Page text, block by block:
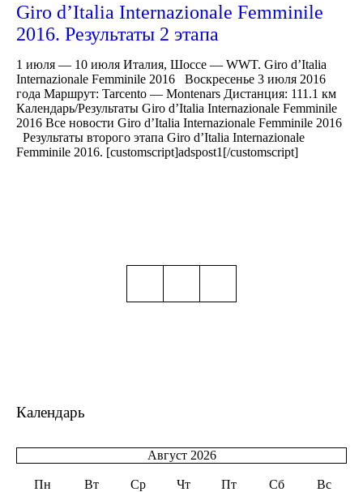
Giro d’Italia Internazionale Femminile
2016. Результаты 2 этапа
1 июля — 10 июля Италия, Шоссе — WWT. Giro d’Italia
Internazionale Femminile 2016 Воскресенье 3 июля 2016
года Маршрут: Tarcento — Montenars Дистанция: 111.1 км
Календарь/Результаты Giro d’Italia Internazionale Femminile
2016 Все новости Giro d’Italia Internazionale Femminile 2016
Результаты второго этапа Giro d’Italia Internazionale
Femminile 2016. [customscript]adspost1[/customscript]
Календарь
Август 2026
Пн Вт Ср Чт Пт Сб
Вс